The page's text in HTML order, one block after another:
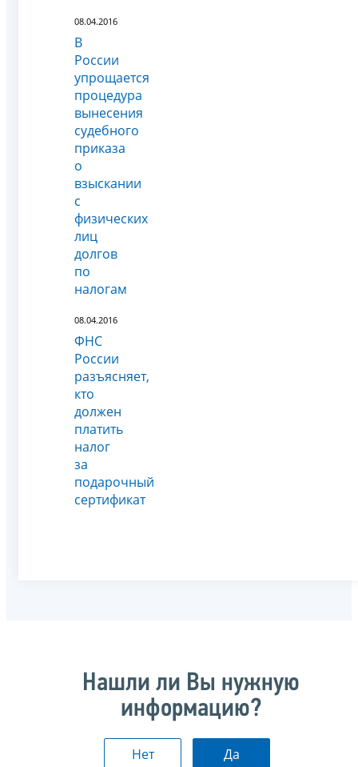
08.04.2016
В
России
упрощается
процедура
вынесения
судебного
приказа
о
взыскании
с
физических
лиц
долгов
по
налогам
08.04.2016
ФНС
России
разъясняет,
кто
должен
платить
налог
за
подарочный
сертификат
Нашли ли Вы нужную
информацию?
Нет Да